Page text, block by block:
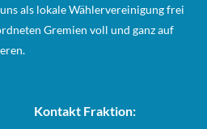
als lokale Wählervereinigung frei
Gremien voll und ganz auf
Kontakt Fraktion: